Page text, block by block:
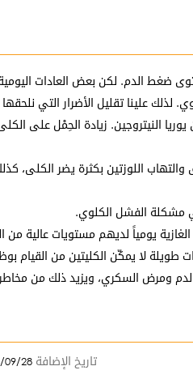
ضغط الدم. لكن بعض العادات
لذلك علينا تقليل الأضرار التي
والتهاب اللوزتين بكثرة يضر
في مشكلة الفشل الكلوي.
من البروتين في البول بعد متابعتهم لمدة 3
لا يمكّن الكليتين من القيام
ومرض السكري، ويزيد ذلك من
تاريخ الإضافة - 8:47 PM